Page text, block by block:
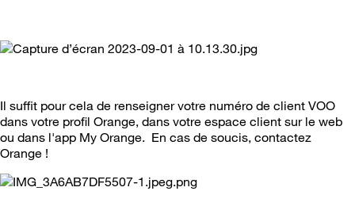
Il suffit pour cela de renseigner votre numéro de client VOO
dans votre profil Orange, dans votre espace client sur le web
ou dans l'app My Orange. En cas de soucis, contactez
Orange !